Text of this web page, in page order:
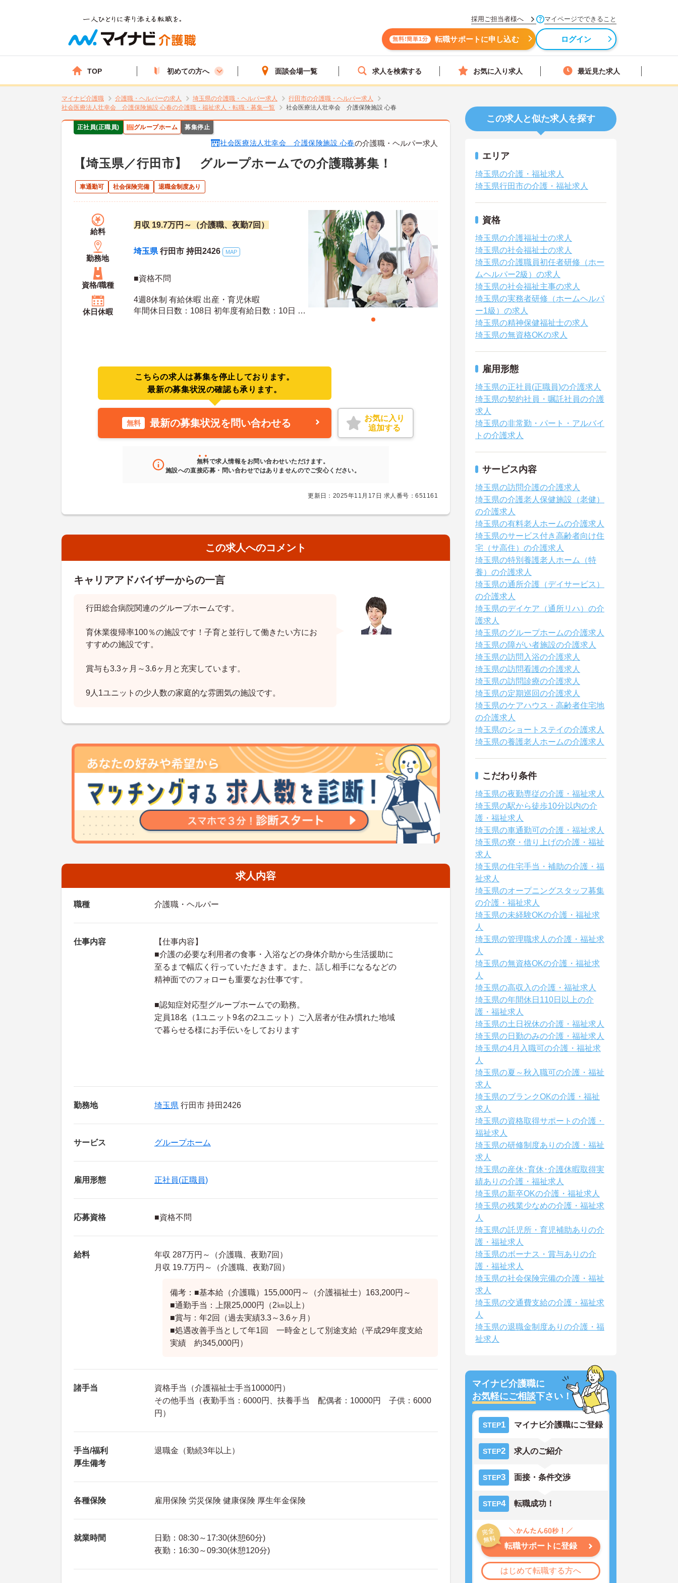
採用ご担当者様へ マイページでできること
無料!簡単1分 転職サポートに申し込む ログイン
TOP 初めての方へ 面談会場一覧 求人を検索する お気に入り求人 最近見た求人
マイナビ介護職 介護職・ヘルパーの求人 埼玉県の介護職・ヘルパー求人
行田市の介護職・ヘルパー求人
社会医療法人壮幸会 介護保険施設 心春の介護職・福祉求人・転職・募集一覧
社会医療法人壮幸会 介護保険施設 心春
正社員(正職員) グループホーム 募集停止
社会医療法人壮幸会 介護保険施設 心春の介護職・ヘルパー求人
【埼玉県／行田市】 グループホームでの介護職募集！
車通勤可 社会保険完備 退職金制度あり
給料
月収 19.7万円～（介護職、夜勤7回）
勤務地
埼玉県 行田市 持田2426 MAP
資格/職種
■資格不問
休日休暇
4週8休制 有給休暇 出産・育児休暇
年間休日日数：108日 初年度有給日数：10日 最
こちらの求人は募集を停止しております。
最新の募集状況の確認も承ります。
無料 最新の募集状況を問い合わせる
お気に入り
追加する
無料で求人情報をお問い合わせいただけます。
施設への直接応募・問い合わせではありませんのでご安心ください。
更新日：2025年11月17日 求人番号：651161
この求人へのコメント
キャリアアドバイザーからの一言
行田総合病院関連のグループホームです。
育休業復帰率100％の施設です！子育と並行して働きたい方にお
すすめの施設です。
賞与も3.3ヶ月～3.6ヶ月と充実しています。
9人1ユニットの少人数の家庭的な雰囲気の施設です。
求人内容
職種 介護職・ヘルパー
仕事内容
【仕事内容】
■介護の必要な利用者の食事・入浴などの身体介助から生活援助に
至るまで幅広く行っていただきます。また、話し相手になるなどの
精神面でのフォローも重要なお仕事です。
■認知症対応型グループホームでの勤務。
定員18名（1ユニット9名の2ユニット）ご入居者が住み慣れた地域
で暮らせる様にお手伝いをしております
勤務地 埼玉県 行田市 持田2426
サービス グループホーム
雇用形態 正社員(正職員)
応募資格 ■資格不問
給料
年収 287万円～（介護職、夜勤7回）
月収 19.7万円～（介護職、夜勤7回）
備考：■基本給（介護職）155,000円～（介護福祉士）163,200円～
■通勤手当：上限25,000円（2㎞以上）
■賞与：年2回（過去実績3.3～3.6ヶ月）
■処遇改善手当として年1回 一時金として別途支給（平成29年度支給
実績 約345,000円）
諸手当
資格手当（介護福祉士手当10000円）
その他手当（夜勤手当：6000円、扶養手当 配偶者：10000円 子供：6000
円）
手当/福利
厚生備考
退職金（勤続3年以上）
各種保険 雇用保険 労災保険 健康保険 厚生年金保険
就業時間
日勤：08:30～17:30(休憩60分)
夜勤：16:30～09:30(休憩120分)
この求人と似た求人を探す
エリア
埼玉県の介護・福祉求人
埼玉県行田市の介護・福祉求人
資格
埼玉県の介護福祉士の求人
埼玉県の社会福祉士の求人
埼玉県の介護職員初任者研修（ホー
ムヘルパー2級）の求人
埼玉県の社会福祉主事の求人
埼玉県の実務者研修（ホームヘルパ
ー1級）の求人
埼玉県の精神保健福祉士の求人
埼玉県の無資格OKの求人
雇用形態
埼玉県の正社員(正職員)の介護求人
埼玉県の契約社員・嘱託社員の介護
求人
埼玉県の非常勤・パート・アルバイ
トの介護求人
サービス内容
埼玉県の訪問介護の介護求人
埼玉県の介護老人保健施設（老健）
の介護求人
埼玉県の有料老人ホームの介護求人
埼玉県のサービス付き高齢者向け住
宅（サ高住）の介護求人
埼玉県の特別養護老人ホーム（特
養）の介護求人
埼玉県の通所介護（デイサービス）
の介護求人
埼玉県のデイケア（通所リハ）の介
護求人
埼玉県のグループホームの介護求人
埼玉県の障がい者施設の介護求人
埼玉県の訪問入浴の介護求人
埼玉県の訪問看護の介護求人
埼玉県の訪問診療の介護求人
埼玉県の定期巡回の介護求人
埼玉県のケアハウス・高齢者住宅地
の介護求人
埼玉県のショートステイの介護求人
埼玉県の養護老人ホームの介護求人
こだわり条件
埼玉県の夜勤専従の介護・福祉求人
埼玉県の駅から徒歩10分以内の介
護・福祉求人
埼玉県の車通勤可の介護・福祉求人
埼玉県の寮・借り上げの介護・福祉
求人
埼玉県の住宅手当・補助の介護・福
祉求人
埼玉県のオープニングスタッフ募集
の介護・福祉求人
埼玉県の未経験OKの介護・福祉求
人
埼玉県の管理職求人の介護・福祉求
人
埼玉県の無資格OKの介護・福祉求
人
埼玉県の高収入の介護・福祉求人
埼玉県の年間休日110日以上の介
護・福祉求人
埼玉県の土日祝休の介護・福祉求人
埼玉県の日勤のみの介護・福祉求人
埼玉県の4月入職可の介護・福祉求
人
埼玉県の夏～秋入職可の介護・福祉
求人
埼玉県のブランクOKの介護・福祉
求人
埼玉県の資格取得サポートの介護・
福祉求人
埼玉県の研修制度ありの介護・福祉
求人
埼玉県の産休･育休･介護休暇取得実
績ありの介護・福祉求人
埼玉県の新卒OKの介護・福祉求人
埼玉県の残業少なめの介護・福祉求
人
埼玉県の託児所・育児補助ありの介
護・福祉求人
埼玉県のボーナス・賞与ありの介
護・福祉求人
埼玉県の社会保険完備の介護・福祉
求人
埼玉県の交通費支給の介護・福祉求
人
埼玉県の退職金制度ありの介護・福
祉求人
マイナビ介護職に
お気軽にご相談下さい！
STEP1 マイナビ介護職にご登録
STEP2 求人のご紹介
STEP3 面接・条件交渉
STEP4 転職成功！
転職サポートに登録
はじめて転職する方へ